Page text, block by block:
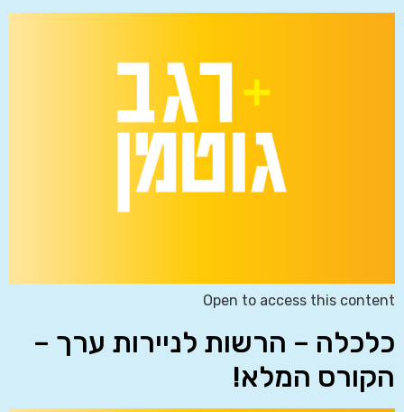
Open to access this content
כלכלה – הרשות לניירות ערך –
הקורס המלא!